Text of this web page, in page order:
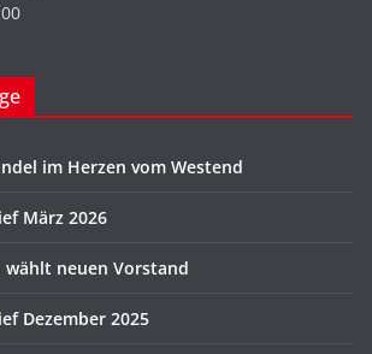
im Herzen vom Westend
März 2026
wählt neuen Vorstand
Dezember 2025